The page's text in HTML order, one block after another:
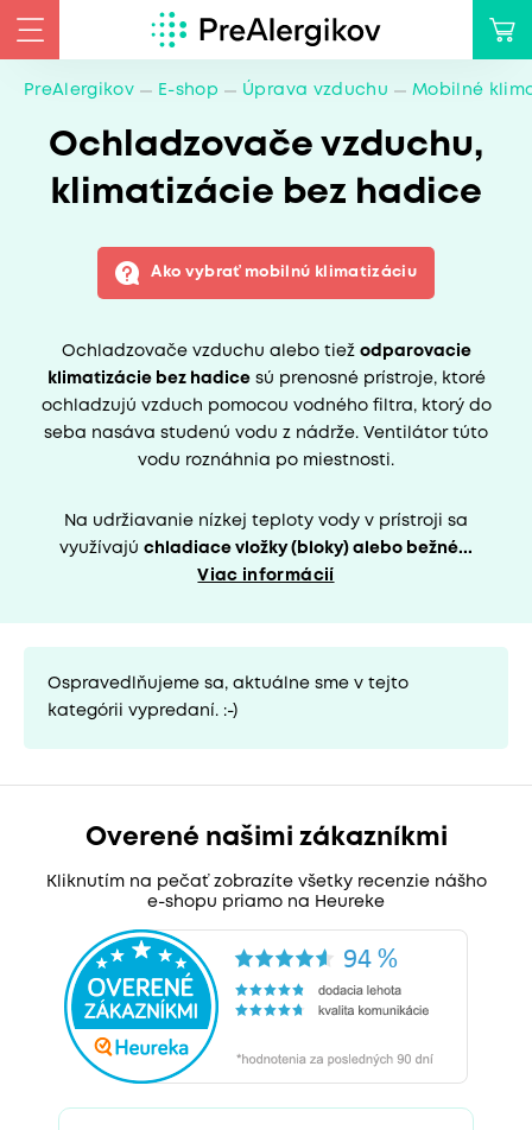
PreAlergikov E-shop Úprava vzduchu Mobilné
Ochladzovače vzduchu,
klimatizácie bez hadice
Ako vybrať mobilnú klimatizáciu
Ochladzovače vzduchu alebo tiež odparovacie
klimatizácie bez hadicesú prenosné prístroje, ktoré
ochladzujú vzduch pomocou vodného filtra, ktorý do
seba nasáva studenú vodu z nádrže. Ventilátor túto
vodu roznáhnia po miestnosti.
Na udržiavanie nízkej teploty vody v prístroji sa
využívajú chladiace vložky (bloky) alebo bežné...
Viac informácií
Ospravedlňujeme sa, aktuálne sme v tejto
kategórii vypredaní. :-)
Overené našimi zákazníkmi
Kliknutím na pečať zobrazíte všetky recenzie nášho
e-shopu priamo na Heureke